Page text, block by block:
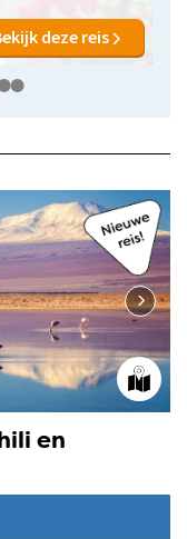
deze reis
en